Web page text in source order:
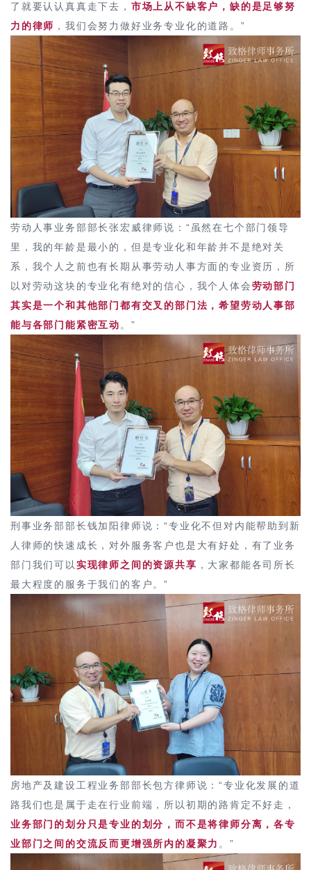
了就要认认真真走下去， 市场上从不缺客户，缺的是足够努
力的律师 ，我们会努力做好业务专业化的道路。”
劳动人事业务部部长张宏威律师说：“虽然在七个部门领导
里，我的年龄是最小的，但是专业化和年龄并不是绝对关
系，我个人之前也有长期从事劳动人事方面的专业资历，所
以对劳动这块的专业化有绝对的信心，我个人体会劳动部门
其实是一个和其他部门都有交叉的部门法，希望劳动人事部
能与各部门能紧密互动 。”
刑事业务部部长钱加阳律师说：“专业化不但对内能帮助到新
人律师的快速成长，对外服务客户也是大有好处，有了业务
部门我们可以 实现律师之间的资源共享 ，大家都能各司所长
最大程度的服务于我们的客户。”
房地产及建设工程业务部部长包方律师说：“专业化发展的道
路我们也是属于走在行业前端，所以初期的路肯定不好走，
业务部门的划分只是专业的划分，而不是将律师分离，各专
业部门之间的交流反而更增强所内的凝聚力 。”